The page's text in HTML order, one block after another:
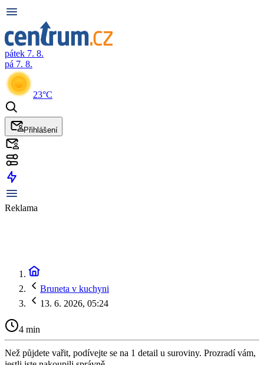
pátek 7. 8.
pá 7. 8.
23°C
Přihlášení
Reklama
Bruneta v kuchyni
13. 6. 2026, 05:24
4 min
Než půjdete vařit, podívejte se na 1 detail u suroviny. Prozradí vám,